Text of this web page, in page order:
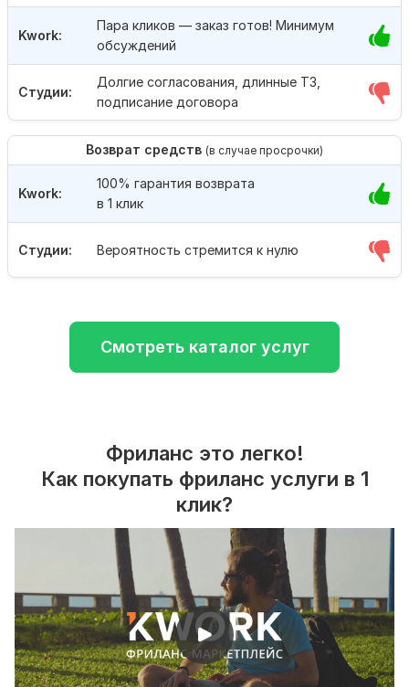
Студии:
Долгие согласования, длинные ТЗ,
подписание договора
Kwork:
Пара кликов — заказ готов! Минимум
обсуждений
Возврат средств (в случае просрочки)
Студии: Вероятность стремится к нулю
Kwork:
100% гарантия возврата
в 1 клик
Смотреть каталог услуг
Фриланс это легко!
Как покупать фриланс услуги в 1
клик?